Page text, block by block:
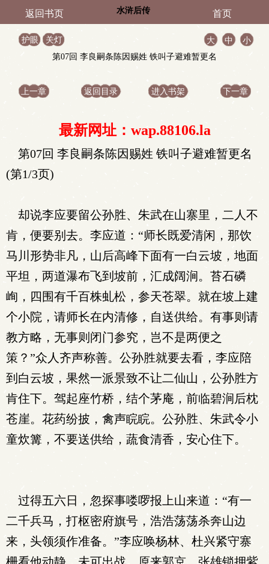
返回书页 水浒后传 首页
护眼 关灯 大 中
小
第07回 李良嗣条陈因赐姓 铁叫子避难暂更名
上一章 返回目录 进入书架 下一章
最新网址：wap.88106.la
第07回 李良嗣条陈因赐姓 铁叫子避难暂更名
(第1/3页)
却说李应要留公孙胜、朱武在山寨里，二人不
肯，便要别去。李应道：“师长既爱清闲，那饮
马川形势非凡，山后高峰下面有一白云坡，地面
平坦，两道瀑布飞到坡前，汇成阔涧。苔石磷
峋，四围有千百株虬松，参天苍翠。就在坡上建
个小院，请师长在内清修，自送供给。有事则请
教方略，无事则闭门参究，岂不是两便之
策？”众人齐声称善。公孙胜就要去看，李应陪
到白云坡，果然一派景致不让二仙山，公孙胜方
肯住下。驾起座竹桥，结个茅庵，前临碧涧后枕
苍崖。花药纷披，禽声睆睆。公孙胜、朱武令小
童炊篝，不要送供给，蔬食清香，安心住下。
过得五六日，忽探事喽啰报上山来道：“有一
二千兵马，打枢密府旗号，浩浩荡荡杀奔山边
来，头领须作准备。”李应唤杨林、杜兴紧守寨